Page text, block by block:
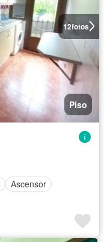
12fotos
Piso
Ascensor